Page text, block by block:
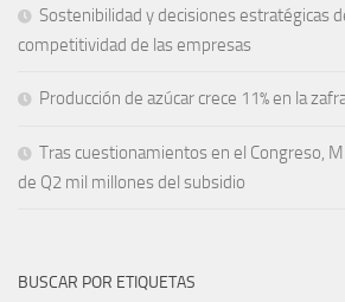
Sostenibilidad y decisiones estratégicas
competitividad de las empresas
Producción de azúcar crece 11% en la
Tras cuestionamientos en el Congreso,
de Q2 mil millones del subsidio
BUSCAR POR ETIQUETAS